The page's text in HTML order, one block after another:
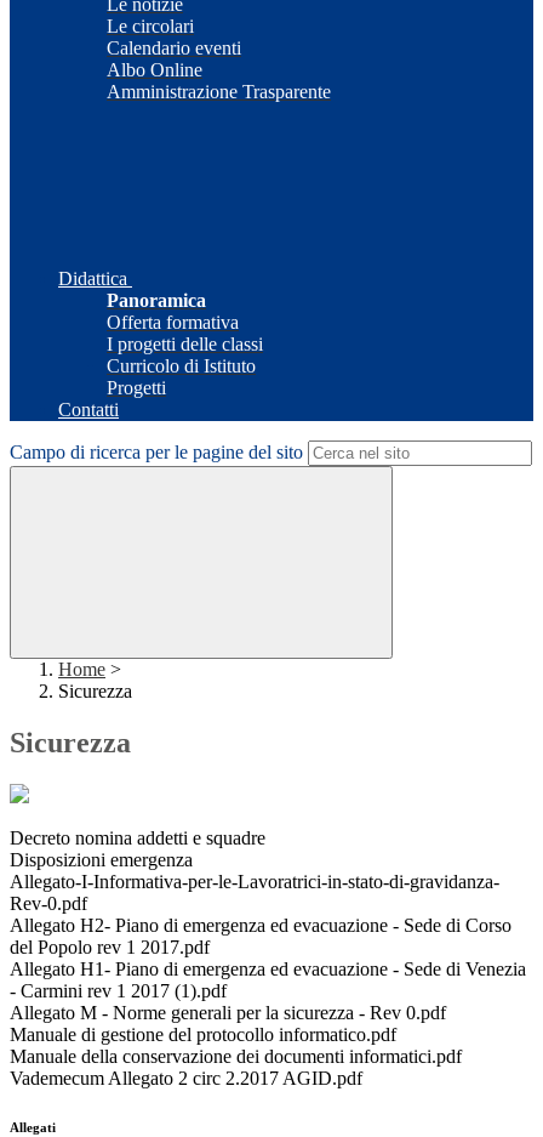
Le notizie
Le circolari
Calendario eventi
Albo Online
Amministrazione Trasparente
Didattica
Panoramica
Offerta formativa
I progetti delle classi
Curricolo di Istituto
Progetti
Contatti
Campo di ricerca per le pagine del sito
Home >
Sicurezza
Sicurezza
Decreto nomina addetti e squadre
Disposizioni emergenza
Allegato-I-Informativa-per-le-Lavoratrici-in-stato-di-gravidanza-
Rev-0.pdf
Allegato H2- Piano di emergenza ed evacuazione - Sede di Corso
del Popolo rev 1 2017.pdf
Allegato H1- Piano di emergenza ed evacuazione - Sede di Venezia
- Carmini rev 1 2017 (1).pdf
Allegato M - Norme generali per la sicurezza - Rev 0.pdf
Manuale di gestione del protocollo informatico.pdf
Manuale della conservazione dei documenti informatici.pdf
Vademecum Allegato 2 circ 2.2017 AGID.pdf
Allegati